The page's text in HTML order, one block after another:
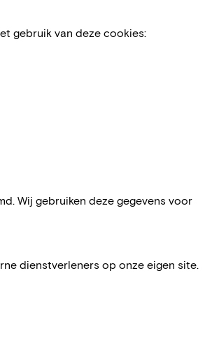
gebruik van deze cookies:
Wij gebruiken deze gegevens voor
dienstverleners op onze eigen site.